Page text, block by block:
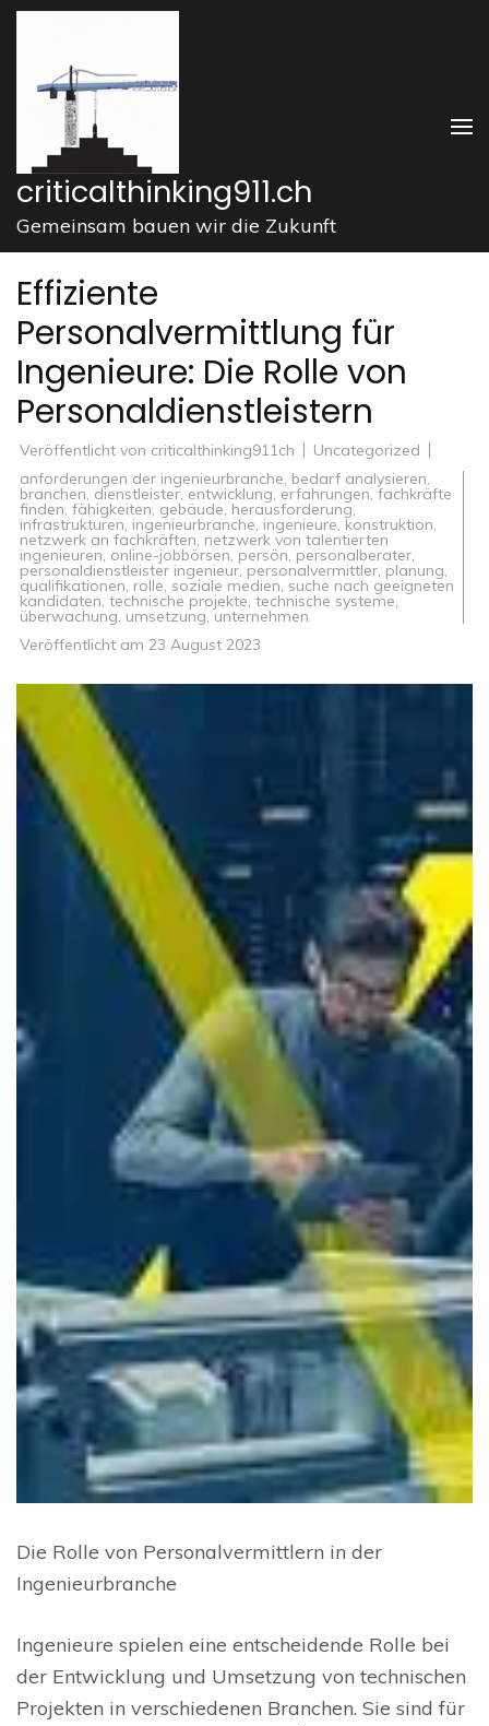
Zum
springen
drücken)
criticalthinking911.ch
Gemeinsam bauen wir die Zukunft
Effiziente
Personalvermittlung für
Ingenieure: Die Rolle von
Personaldienstleistern
Veröffentlicht von criticalthinking911ch
Uncategorized
anforderungen der ingenieurbranche, bedarf analysieren,
branchen, dienstleister, entwicklung, erfahrungen,fachkräfte
finden, fähigkeiten, gebäude, herausforderung,
infrastrukturen, ingenieurbranche, ingenieure, konstruktion,
netzwerk an fachkräften, netzwerk von talentierten
ingenieuren, online-jobbörsen, persön, personalberater,
personaldienstleister ingenieur, personalvermittler, planung,
qualifikationen, rolle, soziale medien, suche nach geeigneten
kandidaten, technische projekte, technische systeme,
überwachung, umsetzung,unternehmen
Veröffentlicht am 23 August 2023
Die Rolle von Personalvermittlern in der
Ingenieurbranche
Ingenieure spielen eine entscheidende Rolle bei
der Entwicklung und Umsetzung von technischen
Projekten in verschiedenen Branchen. Sie sind für